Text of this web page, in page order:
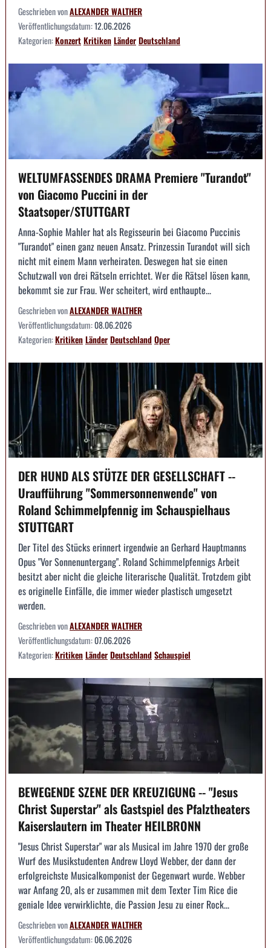
Geschrieben vonALEXANDER WALTHER
Veröffentlichungsdatum:12.06.2026
Kategorien:KonzertKritikenLänderDeutschland
WELTUMFASSENDES DRAMA Premiere "Turandot"
von Giacomo Puccini in der
Staatsoper/STUTTGART
Anna-Sophie Mahler hat als Regisseurin bei Giacomo Puccinis
"Turandot" einen ganz neuen Ansatz. Prinzessin Turandot will sich
nicht mit einem Mann verheiraten. Deswegen hat sie einen
Schutzwall von drei Rätseln errichtet. Wer die Rätsel lösen kann,
bekommt sie zur Frau. Wer scheitert, wird enthaupte...
Geschrieben vonALEXANDER WALTHER
Veröffentlichungsdatum:08.06.2026
Kategorien:KritikenLänderDeutschlandOper
DER HUND ALS STÜTZE DER GESELLSCHAFT --
Uraufführung "Sommersonnenwende" von
Roland Schimmelpfennig im Schauspielhaus
STUTTGART
Der Titel des Stücks erinnert irgendwie an Gerhard Hauptmanns
Opus "Vor Sonnenuntergang". Roland Schimmelpfennigs Arbeit
besitzt aber nicht die gleiche literarische Qualität. Trotzdem gibt
es originelle Einfälle, die immer wieder plastisch umgesetzt
werden.
Geschrieben vonALEXANDER WALTHER
Veröffentlichungsdatum:07.06.2026
Kategorien:KritikenLänderDeutschlandSchauspiel
BEWEGENDE SZENE DER KREUZIGUNG -- "Jesus
Christ Superstar" als Gastspiel des Pfalztheaters
Kaiserslautern im Theater HEILBRONN
"Jesus Christ Superstar" war als Musical im Jahre 1970 der große
Wurf des Musikstudenten Andrew Lloyd Webber, der dann der
erfolgreichste Musicalkomponist der Gegenwart wurde. Webber
war Anfang 20, als er zusammen mit dem Texter Tim Rice die
geniale Idee verwirklichte, die Passion Jesu zu einer Rock...
Geschrieben vonALEXANDER WALTHER
Veröffentlichungsdatum:06.06.2026